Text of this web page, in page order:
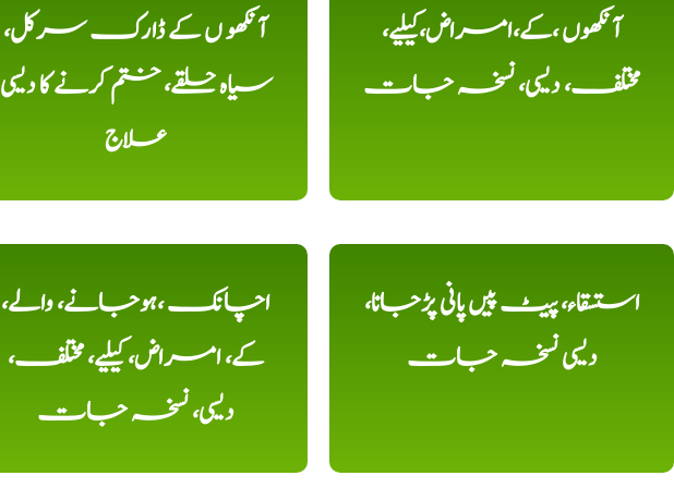
آنکھو ں کے ڈارک سرکل،
سیاہ حلقے، ختم کرنے کا دیسی
علاج
آنکھوں ،کے،امراض،کیلیے،
مختلف، دیسی، نسخہ جات
اچانک ،ہوجانے، والے،
کے، امراض، کیلیے، مختلف،
دیسی، نسخہ جات
استسقاء، پیٹ پیں پانی پڑجانا،
دیسی نسخہ جات